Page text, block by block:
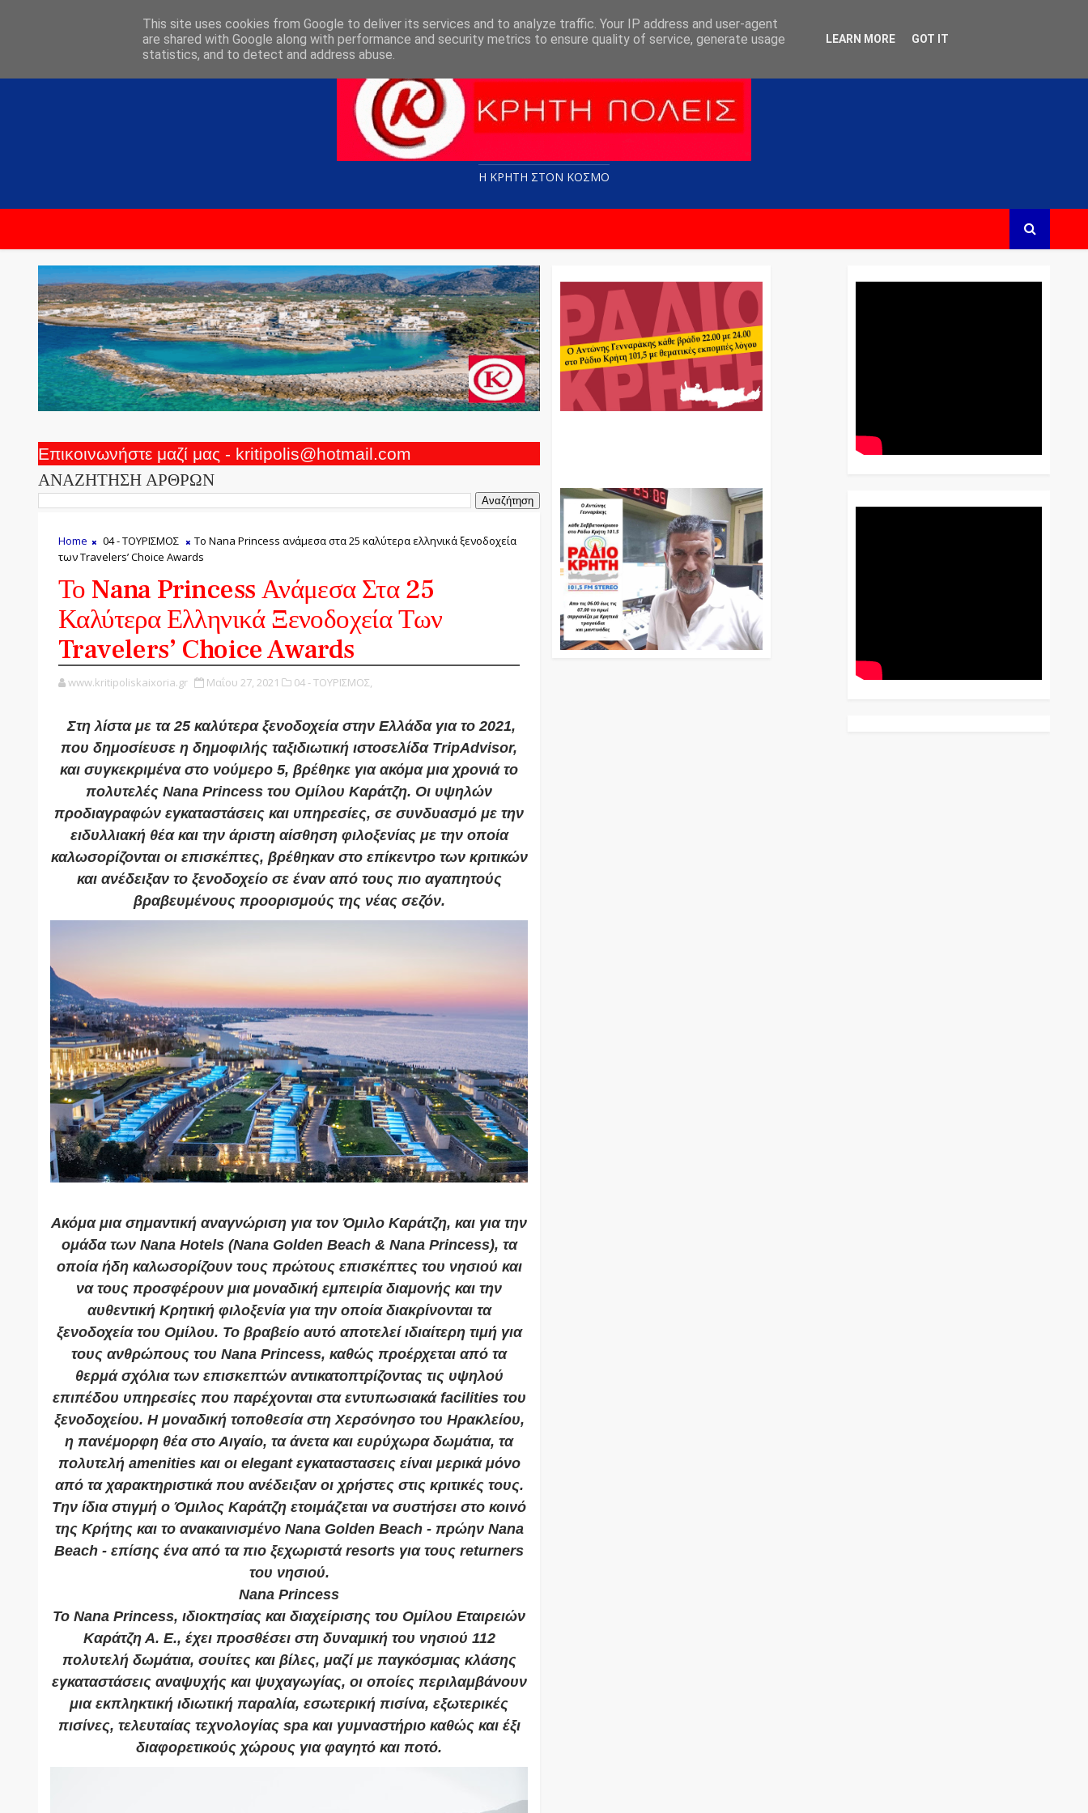
Η ΚΡΗΤΗ ΣΤΟN KOΣΜΟ
Επικοινωνήστε μαζί μας - kritipolis@hotmail.com
ΑΝΑΖΗΤΗΣΗ ΑΡΘΡΩΝ
Home 04 - ΤΟΥΡΙΣΜΟΣ
Το Nana Princess ανάμεσα στα 25 καλύτερα ελληνικά ξενοδοχεία
των Travelers’ Choice Awards
Το Nana Princess Ανάμεσα Στα 25
Καλύτερα Ελληνικά Ξενοδοχεία Των
Travelers’ Choice Awards
www.kritipoliskaixoria.gr Μαΐου 27, 2021 04 - ΤΟΥΡΙΣΜΟΣ,
Στη λίστα με τα 25 καλύτερα ξενοδοχεία στην Ελλάδα για το 2021,
που δημοσίευσε η δημοφιλής ταξιδιωτική ιστοσελίδα TripAdvisor,
και συγκεκριμένα στο νούμερο 5, βρέθηκε για ακόμα μια χρονιά το
πολυτελές Nana Princess του Oμίλου Καράτζη. Οι υψηλών
προδιαγραφών εγκαταστάσεις και υπηρεσίες, σε συνδυασμό με την
ειδυλλιακή θέα και την άριστη αίσθηση φιλοξενίας με την οποία
καλωσορίζονται οι επισκέπτες, βρέθηκαν στο επίκεντρο των κριτικών
και ανέδειξαν το ξενοδοχείο σε έναν από τους πιο αγαπητούς
βραβευμένους προορισμούς της νέας σεζόν.
Ακόμα μια σημαντική αναγνώριση για τον Όμιλο Καράτζη, και για την
ομάδα των Nana Hotels (Nana Golden Beach & Nana Princess), τα
οποία ήδη καλωσορίζουν τους πρώτους επισκέπτες του νησιού και
να τους προσφέρουν μια μοναδική εμπειρία διαμονής και την
αυθεντική Κρητική φιλοξενία για την οποία διακρίνονται τα
ξενοδοχεία του Ομίλου. Το βραβείο αυτό αποτελεί ιδιαίτερη τιμή για
τους ανθρώπους του Nana Princess, καθώς προέρχεται από τα
θερμά σχόλια των επισκεπτών αντικατοπτρίζοντας τις υψηλού
επιπέδου υπηρεσίες που παρέχονται στα εντυπωσιακά facilities του
ξενοδοχείου. Η μοναδική τοποθεσία στη Χερσόνησο του Ηρακλείου,
η πανέμορφη θέα στο Αιγαίο, τα άνετα και ευρύχωρα δωμάτια, τα
πολυτελή amenities και οι elegant εγκαταστασεις είναι μερικά μόνο
από τα χαρακτηριστικά που ανέδειξαν οι χρήστες στις κριτικές τους.
Την ίδια στιγμή ο Όμιλος Καράτζη ετοιμάζεται να συστήσει στο κοινό
της Κρήτης και το ανακαινισμένο Nana Golden Beach - πρώην Nana
Beach - επίσης ένα από τα πιο ξεχωριστά resorts για τους returners
του νησιού.
Nana Princess
Το Nana Princess, ιδιοκτησίας και διαχείρισης του Ομίλου Εταιρειών
Καράτζη Α. Ε., έχει προσθέσει στη δυναμική του νησιού 112
πολυτελή δωμάτια, σουίτες και βίλες, μαζί με παγκόσμιας κλάσης
εγκαταστάσεις αναψυχής και ψυχαγωγίας, οι οποίες περιλαμβάνουν
μια εκπληκτική ιδιωτική παραλία, εσωτερική πισίνα, εξωτερικές
πισίνες, τελευταίας τεχνολογίας spa και γυμναστήριο καθώς και έξι
διαφορετικούς χώρους για φαγητό και ποτό.
This site uses cookies from Google to deliver its services and to analyze traffic. Your IP address and user-agent
are shared with Google along with performance and security metrics to ensure quality of service, generate usage
statistics, and to detect and address abuse.
LEARN MORE GOT IT